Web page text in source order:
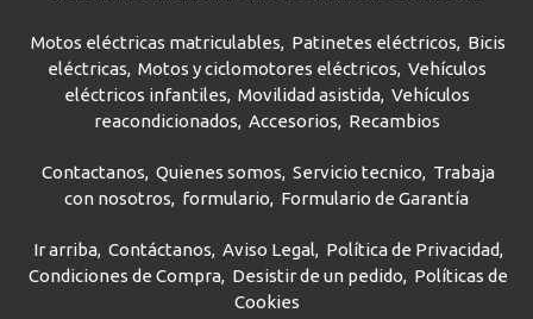
Motos eléctricas matriculables Patinetes eléctricos
Bicis
eléctricas Motos y ciclomotores eléctricos Vehículos
eléctricos infantiles Movilidad asistida Vehículos
reacondicionados Accesorios Recambios
Contactanos Quienes somos Servicio tecnico
Trabaja
con nosotros
formulario Formulario de Garantía
Ir arriba Contáctanos Aviso Legal
Política de Privacidad
Condiciones de Compra Desistir de un pedido
Políticas de
Cookies